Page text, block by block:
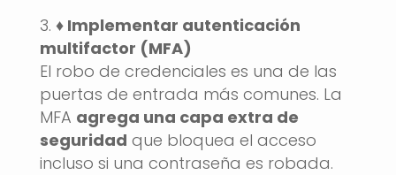
♦️ Implementar autenticación
multifactor (MFA)
El robo de credenciales es una de las
puertas de entrada más comunes. La
MFA agrega una capa extra de
seguridad que bloquea el acceso
incluso si una contraseña es robada.